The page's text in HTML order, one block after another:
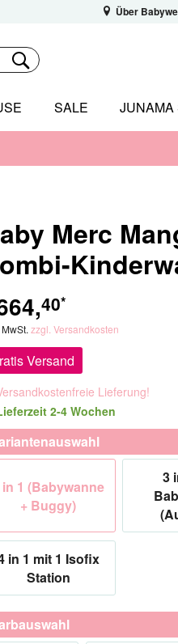
Über
SALE JUNAMA
Merc
,40*
zzgl. Versandkosten
Versand
Lieferung!
2-4 Wochen
in 1 (Babywanne
+ Buggy)
3
in 1 mit 1 Isofix
Station